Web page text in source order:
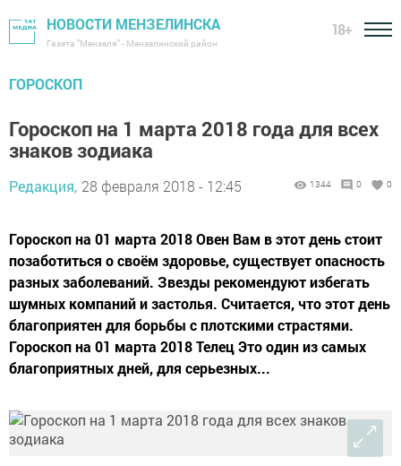
НОВОСТИ МЕНЗЕЛИНСКА
Газета "Мензеля" - Мензелинский район
18+
ГОРОСКОП
Гороскоп на 1 марта 2018 года для всех
знаков зодиака
Редакция, 28 февраля 2018 - 12:45 1344 0 0
Гороскоп на 01 марта 2018 Овен Вам в этот день стоит
позаботиться о своём здоровье, существует опасность
разных заболеваний. Звезды рекомендуют избегать
шумных компаний и застолья. Считается, что этот день
благоприятен для борьбы с плотскими страстями.
Гороскоп на 01 марта 2018 Телец Это один из самых
благоприятных дней, для серьезных...